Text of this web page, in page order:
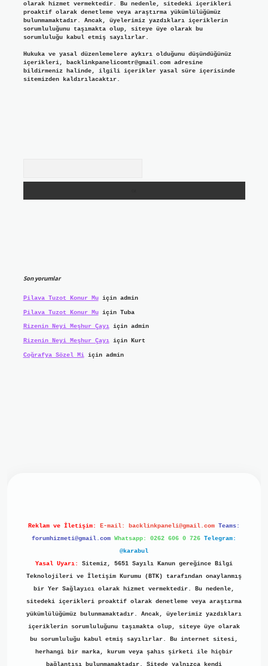
olarak hizmet vermektedir. Bu nedenle, sitedeki içerikleri
proaktif olarak denetleme veya araştırma yükümlülüğümüz
bulunmamaktadır. Ancak, üyelerimiz yazdıkları içeriklerin
sorumluluğunu taşımakta olup, siteye üye olarak bu
sorumluluğu kabul etmiş sayılırlar.
Hukuka ve yasal düzenlemelere aykırı olduğunu düşündüğünüz
içerikleri, backlinkpanelicomtr@gmail.comadresine
bildirmeniz halinde, ilgili içerikler yasal süre içerisinde
sitemizden kaldırılacaktır.
Son yorumlar
Pilava Tuzot Konur Muiçin admin
Pilava Tuzot Konur Muiçin Tuba
Rizenin Neyi Meşhur Çayıiçin admin
Rizenin Neyi Meşhur Çayıiçin Kurt
Coğrafya Sözel Miiçin admin
Reklam ve İletişim: E-mail: backlinkpaneli@gmail.com Teams:
forumhizmeti@gmail.com Whatsapp: 0262 606 0 726 Telegram:
@karabul
Yasal Uyarı:
Sitemiz, 5651 Sayılı Kanun gereğince Bilgi
Teknolojileri ve İletişim Kurumu (BTK) tarafından onaylanmış
bir Yer Sağlayıcı olarak hizmet vermektedir. Bu nedenle,
sitedeki içerikleri proaktif olarak denetleme veya araştırma
yükümlülüğümüz bulunmamaktadır. Ancak, üyelerimiz yazdıkları
içeriklerin sorumluluğunu taşımakta olup, siteye üye olarak
bu sorumluluğu kabul etmiş sayılırlar. Bu internet sitesi,
herhangi bir marka, kurum veya şahıs şirketi ile hiçbir
bağlantısı bulunmamaktadır. Sitede yalnızca kendi